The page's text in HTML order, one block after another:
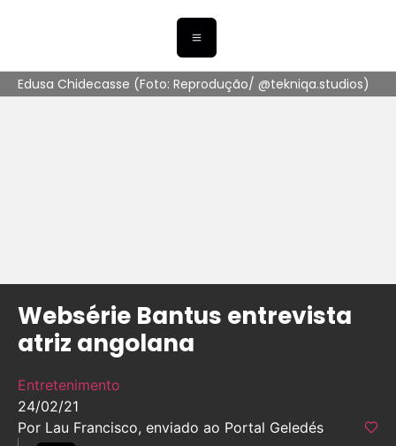
Edusa Chidecasse (Foto: Reprodução/ @tekniqa.studios)
Websérie Bantus entrevista
atriz angolana
Entretenimento
24/02/21
Por Lau Francisco, enviado ao Portal Geledés